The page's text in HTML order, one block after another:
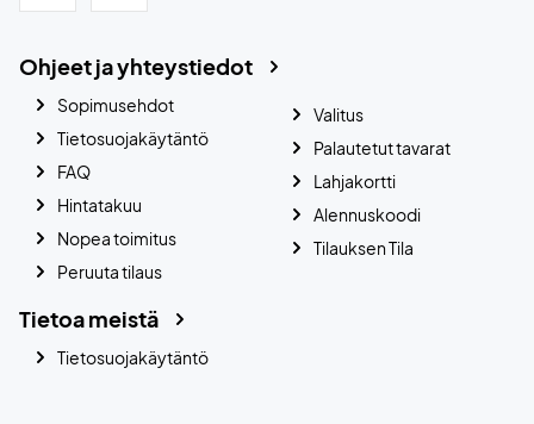
Ohjeet ja yhteystiedot
Sopimusehdot
Tietosuojakäytäntö
FAQ
Hintatakuu
Nopea toimitus
Peruuta tilaus
Valitus
Palautetut tavarat
Lahjakortti
Alennuskoodi
Tilauksen Tila
Tietoa meistä
Tietosuojakäytäntö